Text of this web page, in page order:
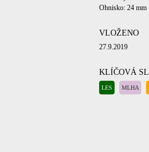
Ohnisko: 24 mm
VLOŽENO
27.9.2019
KLÍČOVÁ
LES MLHA